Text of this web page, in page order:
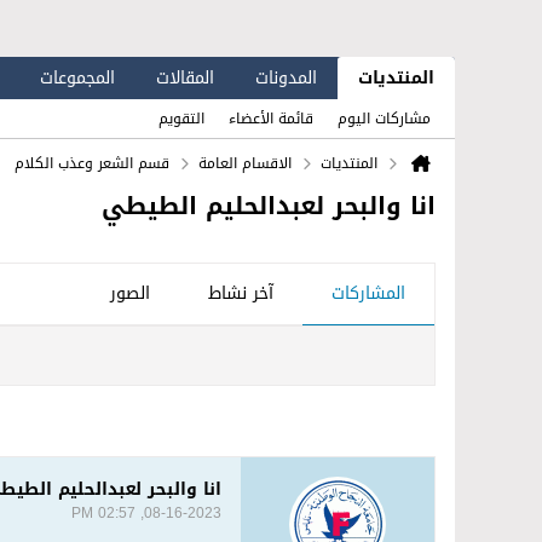
المنتديات المدونات المقالات المجموعات
مشاركات اليوم قائمة الأعضاء
التقويم
المنتديات
الاقسام العامة قسم الشعر وعذب الكلام
انا والبحر لعبدالحليم الطيطي
المشاركات آخر نشاط
الصور
انا والبحر لعبدالحليم
08-16-2023, 02:57 PM